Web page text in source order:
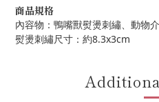
商品規格
內容物：鴨嘴獸熨燙刺繡、動物
熨燙刺繡尺寸：約8.3x3cm